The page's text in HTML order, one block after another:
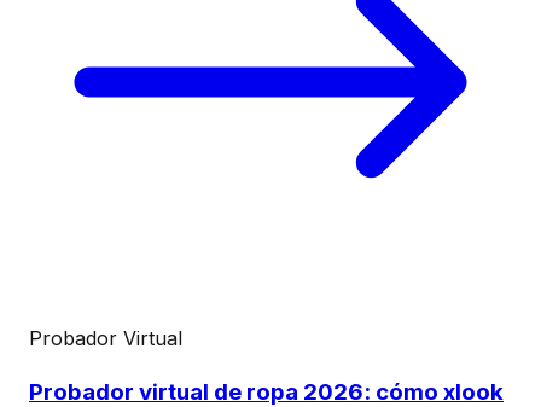
Probador Virtual
Probador virtual de ropa 2026: cómo xlook